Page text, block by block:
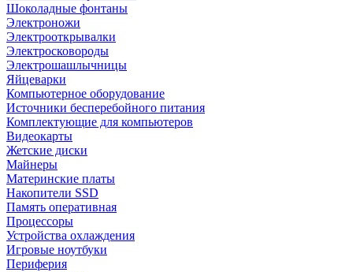
Шоколадные фонтаны
Электроножи
Электрооткрывалки
Электросковороды
Электрошашлычницы
Яйцеварки
Компьютерное оборудование
Источники бесперебойного питания
Комплектующие для компьютеров
Видеокарты
Жетские диски
Майнеры
Материнские платы
Накопители SSD
Память оперативная
Процессоры
Устройства охлаждения
Игровые ноутбуки
Периферия